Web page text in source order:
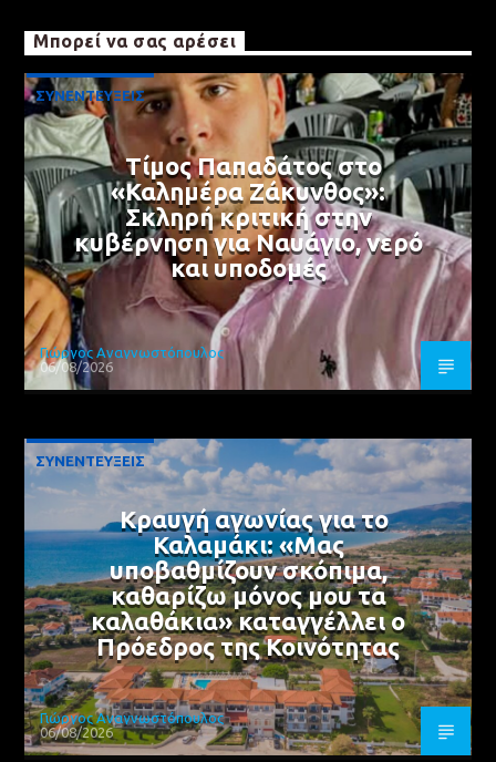
Μπορεί να σας αρέσει
ΣΥΝΕΝΤΕΥΞΕΙΣ
Τίμος Παπαδάτος στο
«Καλημέρα Ζάκυνθος»:
Σκληρή κριτική στην
κυβέρνηση για Ναυάγιο, νερό
και υποδομές
Γιώργος Αναγνωστόπουλος
06/08/2026
ΣΥΝΕΝΤΕΥΞΕΙΣ
Κραυγή αγωνίας για το
Καλαμάκι: «Μας
υποβαθμίζουν σκόπιμα,
καθαρίζω μόνος μου τα
καλαθάκια» καταγγέλλει ο
Πρόεδρος της Κοινότητας
Γιώργος Αναγνωστόπουλος
06/08/2026